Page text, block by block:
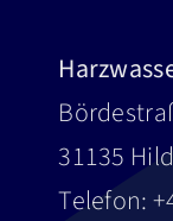
31135
Telefon: